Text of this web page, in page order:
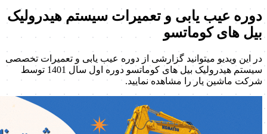
دوره عیب یابی و تعمیرات سیستم هیدرولیک
بیل های کوماتسو
در این ویدیو میتوانید گزارشی از دوره عیب یابی و تعمیرات تخصصی
سیستم هیدرولیک بیل های کوماتسو دوره اول سال 1401 توسط
شرکت ماشین یار را مشاهده نمایید.